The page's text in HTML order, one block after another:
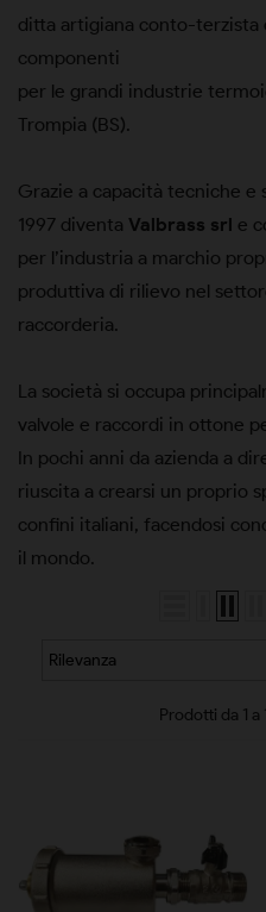
ditta artigiana conto-terzista
componenti
per le grandi industrie
Trompia (BS).
Grazie a capacità tecniche e
1997 diventa Valbrass srl e
per l’industria a marchio
produttiva di rilievo nel
raccorderia.
La società si occupa
valvole e raccordi in ottone
In pochi anni da azienda a
riuscita a crearsi un proprio
confini italiani, facendosi
il mondo.
Rilevanza
Prodotti da 1 a